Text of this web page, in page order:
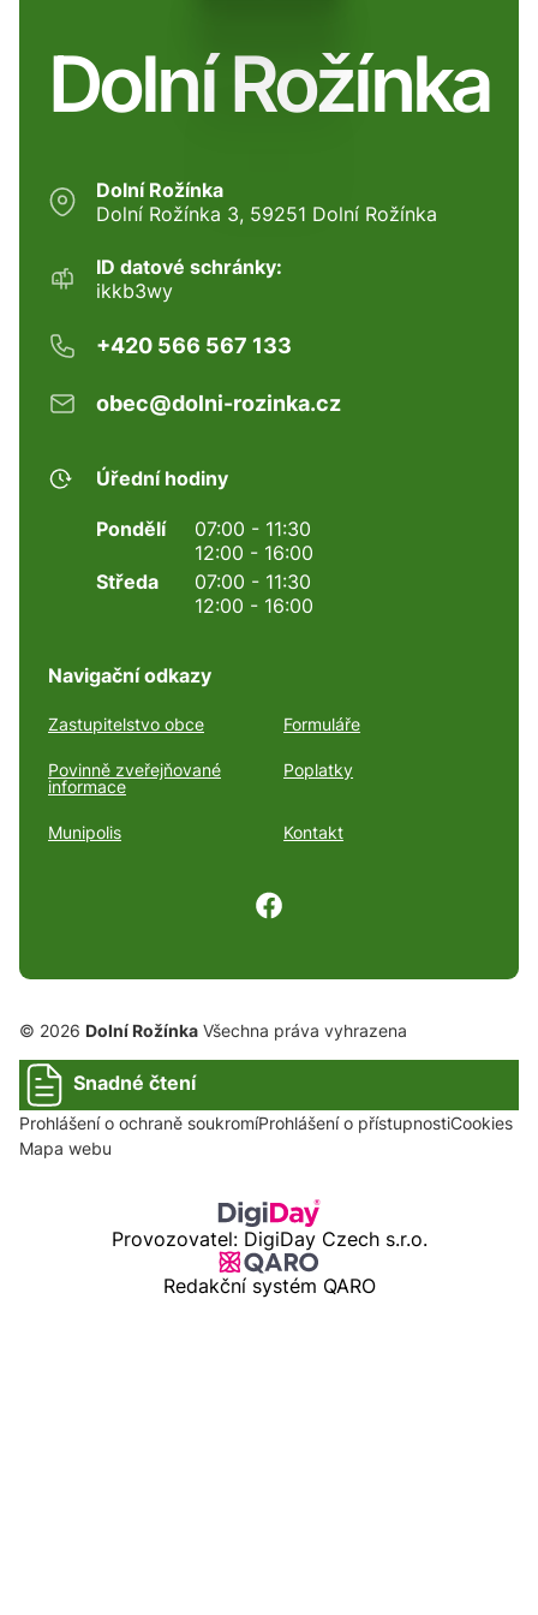
Dolní Rožínka
Dolní Rožínka
Dolní Rožínka 3, 59251 Dolní Rožínka
ID datové schránky:
ikkb3wy
+420 566 567 133
obec@dolni-rozinka.cz
Úřední hodiny
Pondělí
07:00 - 11:30
12:00 - 16:00
Středa
07:00 - 11:30
12:00 - 16:00
Navigační odkazy
Zastupitelstvo obce Formuláře
Povinně zveřejňované
informace
Poplatky
Munipolis Kontakt
© 2026 Dolní Rožínka Všechna práva vyhrazena
Snadné čtení
Prohlášení o ochraně soukromíProhlášení o přístupnostiCookies
Mapa webu
Provozovatel: DigiDay Czech s.r.o.
Redakční systém QARO